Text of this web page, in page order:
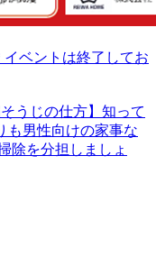
イベントは終了してお
そうじの仕方】知って
も男性向けの家事な
除を分担しましょ